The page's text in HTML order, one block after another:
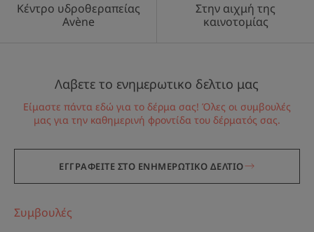
Κέντρο υδροθεραπείας
Avène
Στην αιχμή της
καινοτομίας
Λαβετε το ενημερωτικο δελτιο μας
Είμαστε πάντα εδώ για το δέρμα σας! Όλες οι συμβουλές
μας για την καθημερινή φροντίδα του δέρματός σας.
ΕΓΓΡΑΦΕΙΤΕ ΣΤΟ ΕΝΗΜΕΡΩΤΙΚΟ ΔΕΛΤΙΟ
Συμβουλές